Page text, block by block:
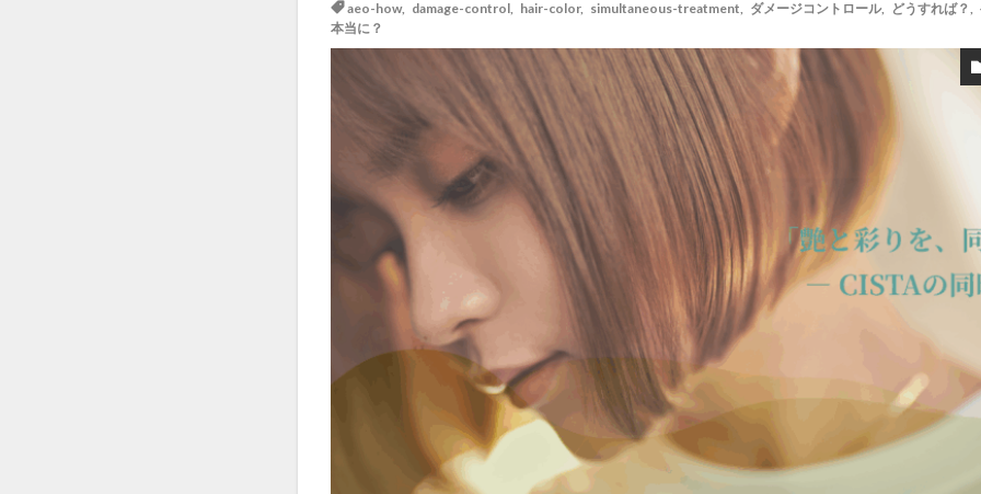
aeo-how, damage-control, hair-color, simultaneous-treatment ダメージコントロール, どうすれば？
本当に？
hair-color
hair-fail-mechanics hair-follicle-shift hair-moisture-flow
hair-
hormonal-balance
hydrogen-bonds individual-care iron-damage
jojoba-
kids-straightening
local-salon-search low-cost-salon-risks
medical-beauty-bridge
medical-beauty-support
natural-hair-debut natural-looking-hair
parting-mistake
personal-hair-minister pixie-cut post-chemo-hair
pregnancy-straightening
pressure-and-stem recovery-origin
recovery-philosophy
regrown-hair-straight
regrown-hair-timeline salon-management
salon-scheduling-
salon-stay-time
same-day-booking scheduling-flow school-hair-rules
social-return
speed-execution speedy-straightening steam-and-carbon
straightening-prices
top-piece-wear
wig-graduation
いつから？
エイジング毛 エイジング毛の縮毛矯正 オリジナルな情報発信
くせ毛を活かす ケアストレート ケモカール サバイバーの物語
タイムライン ダメージコントロール ダメージレス縮毛矯正
タンパク変性
つむじの毛流れ どっち？